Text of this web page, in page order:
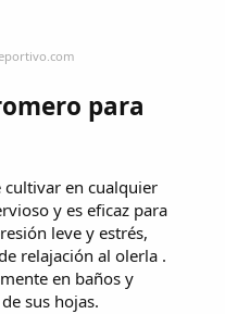
para
cultivar en cualquier
y es eficaz para
leve y estrés,
relajación al olerla .
en baños y
sus hojas.